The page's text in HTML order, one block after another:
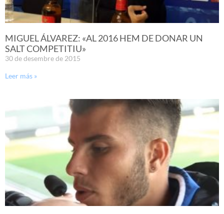
MIGUEL ÁLVAREZ: «AL 2016 HEM DE DONAR UN
SALT COMPETITIU»
30 de desembre de 2015
Leer más »